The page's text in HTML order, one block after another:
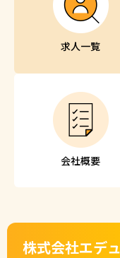
求人一覧
会社概要
株式会社エデ